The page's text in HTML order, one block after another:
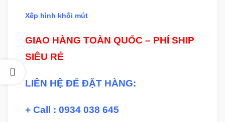
Xếp hình khối mút
GIAO HÀNG TOÀN QUỐC – PHÍ SHIP
SIÊU RẺ
LIÊN HỆ ĐỂ ĐẶT HÀNG:
+ Call : 0934 038 645